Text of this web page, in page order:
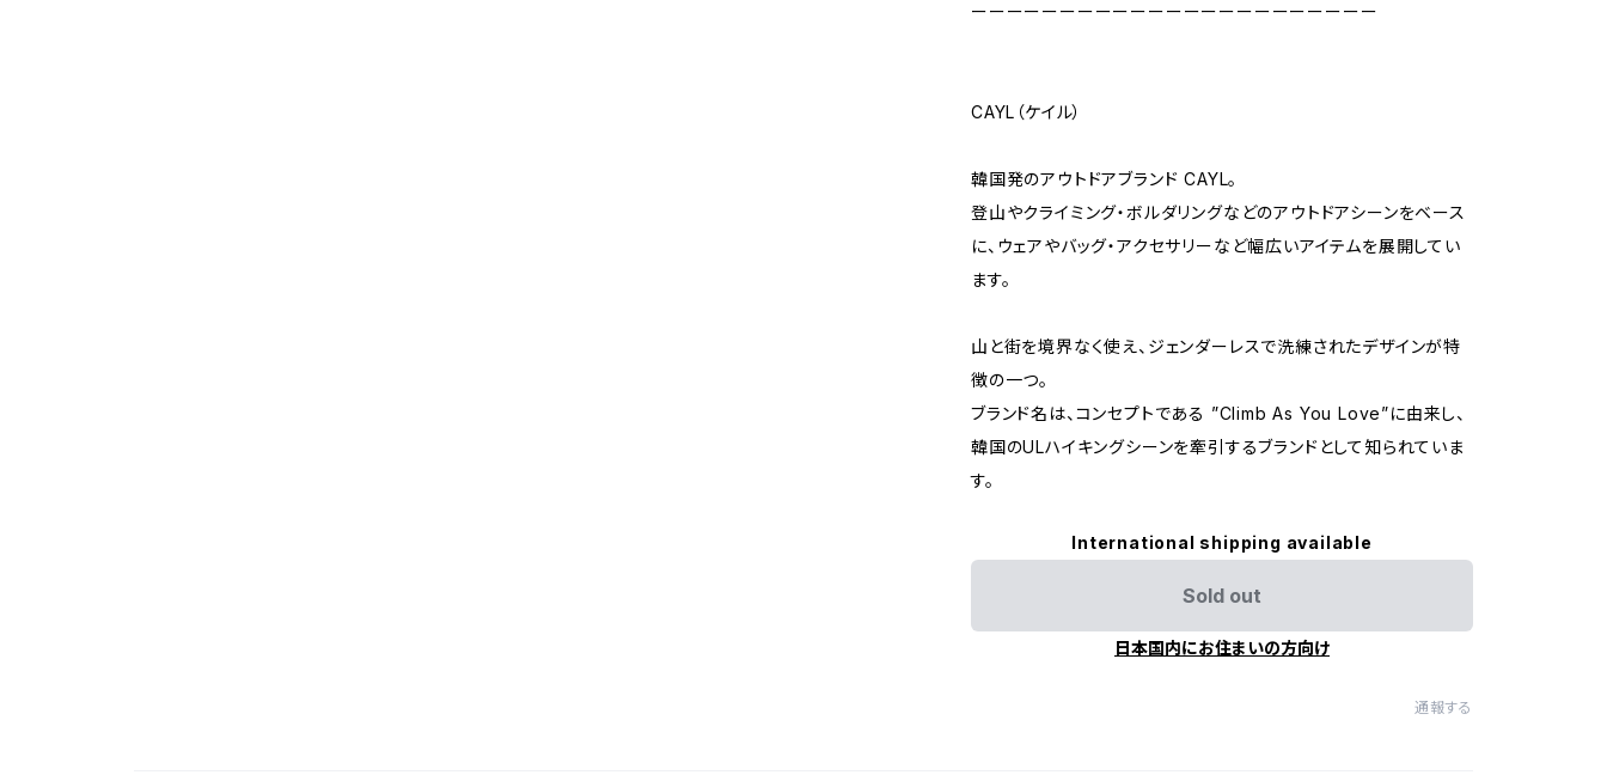
ーーーーーーーーーーーーーーーーーーーーーーー
CAYL（ケイル）
韓国発のアウトドアブランド CAYL。
登山やクライミング・ボルダリングなどのアウトドアシーンをベース
に、ウェアやバッグ・アクセサリーなど幅広いアイテムを展開してい
ます。
山と街を境界なく使え、ジェンダーレスで洗練されたデザインが特
徴の一つ。
ブランド名は、コンセプトである ”Climb As You Love”に由来し、
韓国のULハイキングシーンを牽引するブランドとして知られていま
す。
International shipping available
Sold out
日本国内にお住まいの方向け
通報する